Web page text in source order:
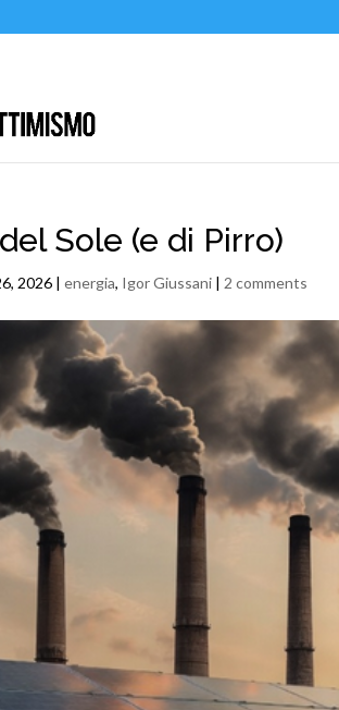
Sole (e di Pirro)
2026 |energia, Igor Giussani | 2 comments